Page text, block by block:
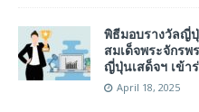
พิธีมอบรางวัลญี่
สมเด็จพระจักร
ญี่ปุ่นเสด็จฯ เข้า
April 18, 2025